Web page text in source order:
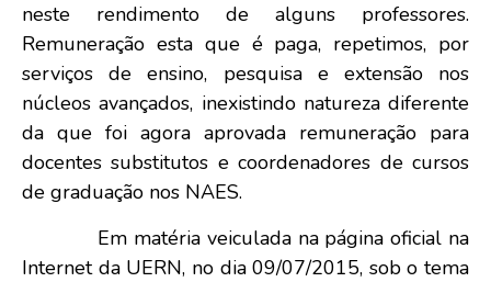
neste rendimento de alguns professores.
Remuneração esta que é paga, repetimos, por
serviços de ensino, pesquisa e extensão nos
núcleos avançados, inexistindo natureza diferente
da que foi agora aprovada remuneração para
docentes substitutos e coordenadores de cursos
de graduação nos NAES.
Em matéria veiculada na página oficial na
Internet da UERN, no dia 09/07/2015, sob o tema